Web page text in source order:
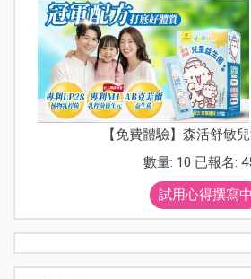
【免費體驗】森活舒敏
數量: 10 已報名:
試用心得撰寫中